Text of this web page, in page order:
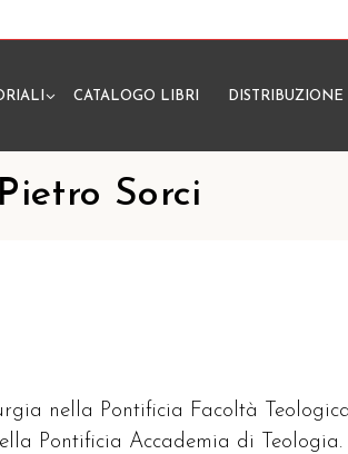
CATALOGO LIBRI DISTRIBUZIONE
Pietro Sorci
nella Pontificia Facoltà
Pontificia Accademia di Teologia.